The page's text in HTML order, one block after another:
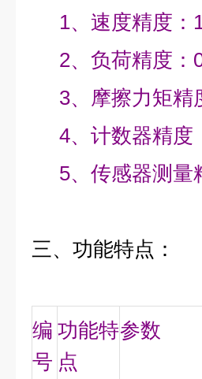
1、速度精度：
2、负荷精度：
3、摩擦力矩精
4、计数器精度
5、传感器测量
三、功能特点：
编
号
功能特
点
参数